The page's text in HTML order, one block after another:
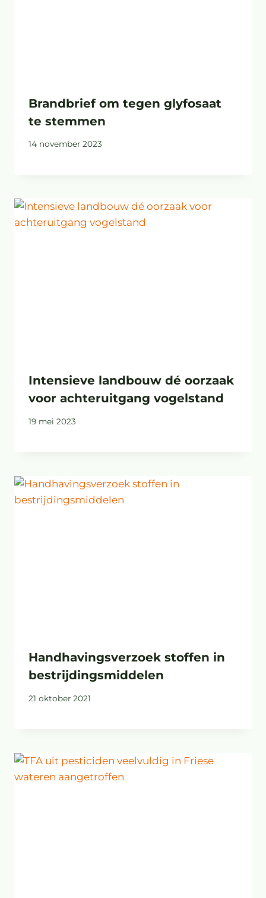
Brandbrief om tegen glyfosaat
te stemmen
14 november 2023
Intensieve landbouw dé oorzaak
voor achteruitgang vogelstand
19 mei 2023
Handhavingsverzoek stoffen in
bestrijdingsmiddelen
21 oktober 2021